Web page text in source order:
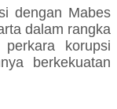
dengan Mabes
dalam rangka
korupsi
berkekuatan